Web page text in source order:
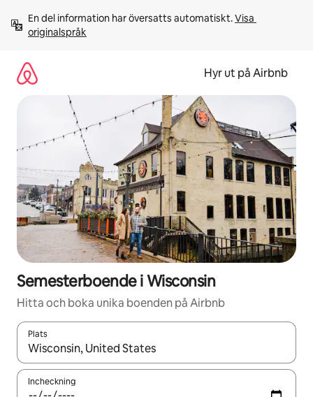
innehåll
En del information har översatts automatiskt. Visa
originalspråk
Hyr ut på Airbnb
Semesterboende i Wisconsin
Hitta och boka unika boenden på Airbnb
Plats
När resultaten är tillgängliga kan du navigera med upp- och
Incheckning